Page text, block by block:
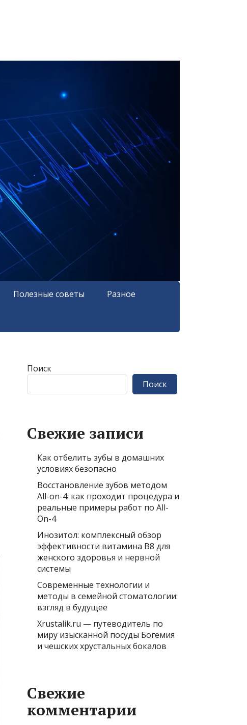
Полезные советы Разное
Поиск
Поиск
Свежие записи
Как отбелить зубы в домашних
условиях безопасно
Восстановление зубов методом
All-on-4: как проходит процедура и
реальные примеры работ по All-
On-4
Инозитол: комплексный обзор
эффективности витамина B8 для
женского здоровья и нервной
системы
Современные технологии и
методы в семейной стоматологии:
взгляд в будущее
Xrustalik.ru — путеводитель по
миру изысканной посуды Богемия
и чешских хрустальных бокалов
Свежие
комментарии